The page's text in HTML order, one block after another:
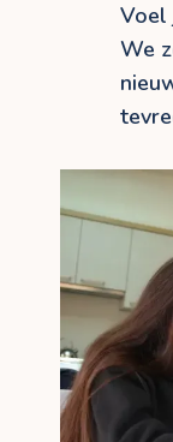
Voel
We